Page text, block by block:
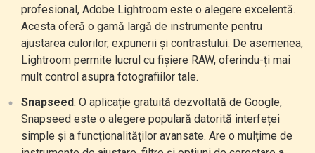
profesional, Adobe Lightroom este o alegere excelentă.
Acesta oferă o gamă largă de instrumente pentru
ajustarea culorilor, expunerii și contrastului. De asemenea,
Lightroom permite lucrul cu fișiere RAW, oferindu-ți mai
mult control asupra fotografiilor tale.
Snapseed: O aplicație gratuită dezvoltată de Google,
Snapseed este o alegere populară datorită interfeței
simple și a funcționalităților avansate. Are o mulțime de